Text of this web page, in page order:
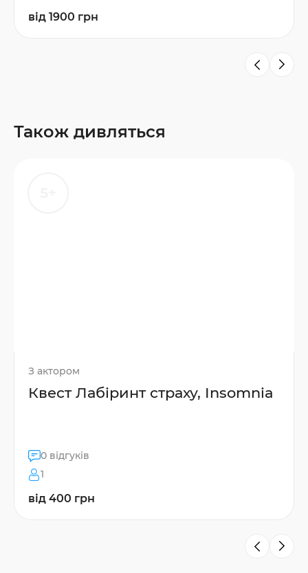
від 1900 грн
Також дивляться
З актором
Квест Лабіринт страху, Insomnia
0 відгуків
1
від 400 грн